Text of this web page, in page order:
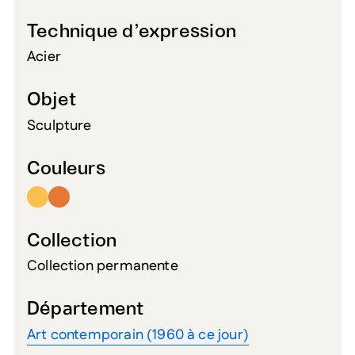
Technique d’expression
Acier
Objet
Sculpture
Couleurs
Collection
Collection permanente
Département
Art contemporain (1960 à ce jour)